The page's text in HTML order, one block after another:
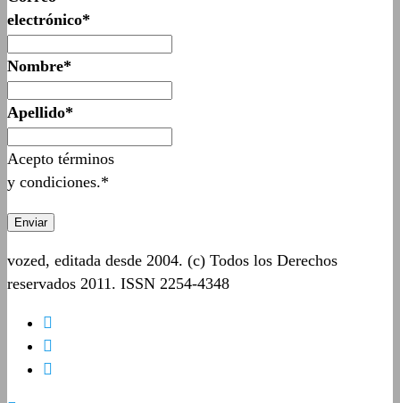
electrónico*
Nombre*
Apellido*
Acepto términos
y condiciones.*
vozed, editada desde 2004. (c) Todos los Derechos
reservados 2011. ISSN 2254-4348